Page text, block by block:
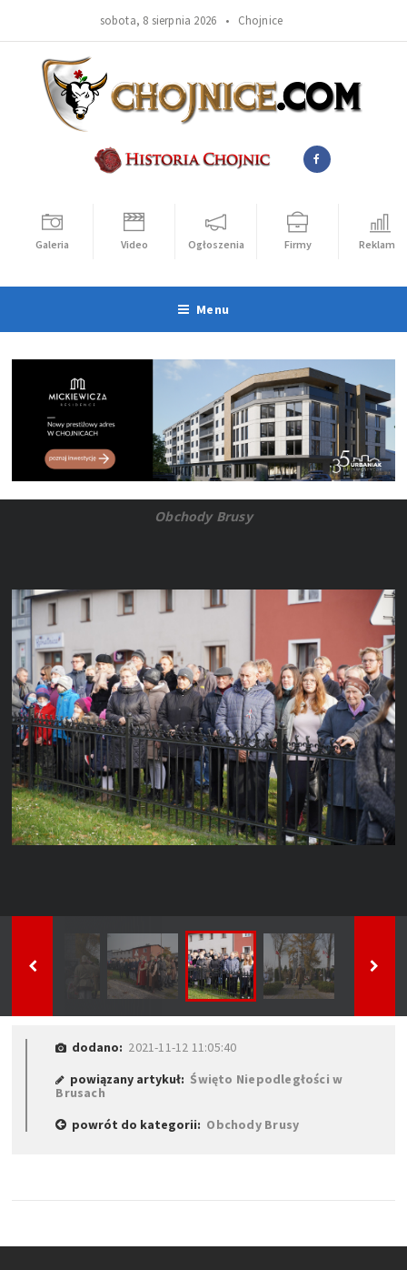
sobota, 8 sierpnia 2026 • Chojnice
Galeria Video Ogłoszenia Firmy Reklama
Menu
Obchody Brusy
dodano: 2021-11-12 11:05:40
powiązany artykuł: Święto Niepodległości w
Brusach
powrót do kategorii: Obchody Brusy